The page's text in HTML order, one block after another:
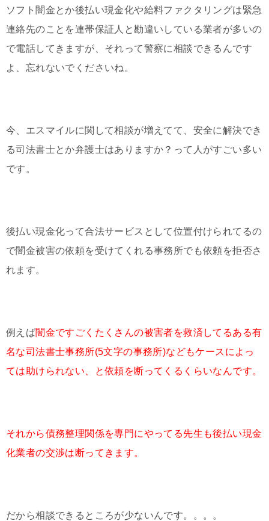
ソフト闇金とか後払い現金化や給料ファクタリングは緊急
連絡先のことを連帯保証人と勘違いしている業者が多いの
で電話してきますが、それって警察に相談できるんです
よ、忘れないでくださいね。
今、エスマイルに関して相談が増えてて、安全に解決でき
る司法書士とか弁護士はありますか？って人がすごい多い
です。
後払い現金化って合法サービスとして位置付けられてるの
で闇金被害の依頼を受けてくれる事務所でも依頼を拒否さ
れます。
例えば闇金ですごくたくさんの被害者を救済してるある有
名な司法書士事務所(5文字の事務所)などもケースによっ
ては助けられない、と依頼を断ってくるくらいなんです。
それから債務整理関係を専門にやってる先生も後払い現金
化業者の交渉は断ってきます。
だから相談できるところが少ないんです。。。。